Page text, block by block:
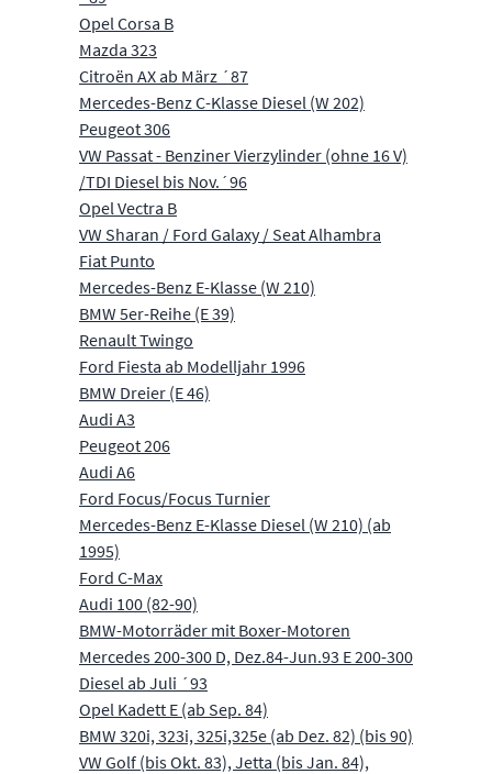
Opel Corsa B
Mazda 323
Citroën AX ab März ´87
Mercedes-Benz C-Klasse Diesel (W 202)
Peugeot 306
VW Passat - Benziner Vierzylinder (ohne 16 V)
/TDI Diesel bis Nov.´96
Opel Vectra B
VW Sharan / Ford Galaxy / Seat Alhambra
Fiat Punto
Mercedes-Benz E-Klasse (W 210)
BMW 5er-Reihe (E 39)
Renault Twingo
Ford Fiesta ab Modelljahr 1996
BMW Dreier (E 46)
Audi A3
Peugeot 206
Audi A6
Ford Focus/Focus Turnier
Mercedes-Benz E-Klasse Diesel (W 210) (ab
1995)
Ford C-Max
Audi 100 (82-90)
BMW-Motorräder mit Boxer-Motoren
Mercedes 200-300 D, Dez.84-Jun.93 E 200-300
Diesel ab Juli ´93
Opel Kadett E (ab Sep. 84)
BMW 320i, 323i, 325i,325e (ab Dez. 82) (bis 90)
VW Golf (bis Okt. 83), Jetta (bis Jan. 84),